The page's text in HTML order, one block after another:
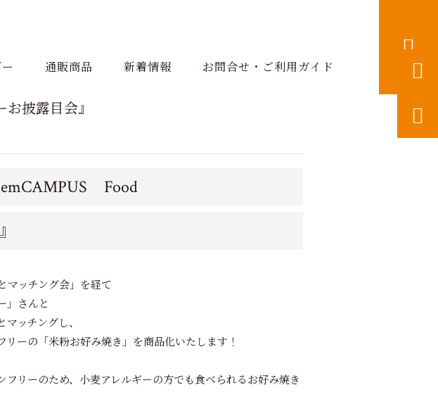
通販商品 新着情報 お問合せ・ご利用ガイド

披露目会』
Food
ッチング会」を経て
」さんと
ッチングし、
ーの「米粉お好み焼き」を商品化いたします！
フリーのため、小麦アレルギーの方でも食べられるお好み焼き

